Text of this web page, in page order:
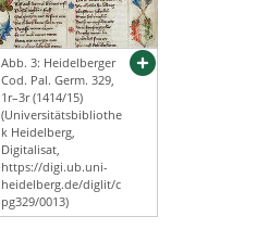
Abb. 3: Heidelberger
Cod. Pal. Germ. 329,
1r–3r (1414/15)
(Universitätsbibliothe
k Heidelberg,
Digitalisat,
https://digi.ub.uni-
heidelberg.de/diglit/c
pg329/0013)